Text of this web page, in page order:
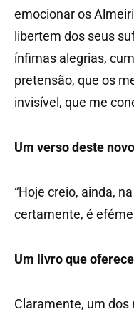
emocionar os
libertem dos seus
ínfimas alegrias,
pretensão, que os
invisível, que me
Um verso deste
“Hoje creio, ainda,
certamente, é
Um livro que
Claramente, um dos